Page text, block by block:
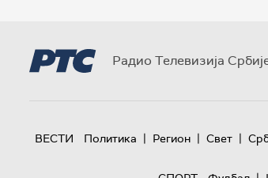
Радио Телевизија
ВЕСТИ Политика | Регион | Свет |